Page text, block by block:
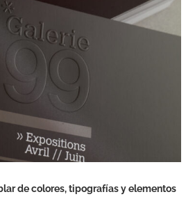
de colores, tipografías y elementos